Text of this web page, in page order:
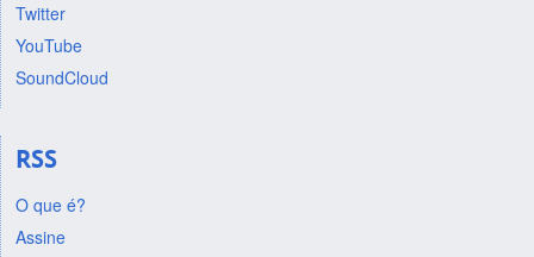
Twitter
YouTube
SoundCloud
RSS
O que é?
Assine